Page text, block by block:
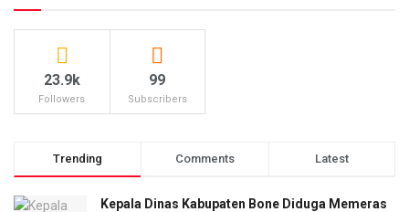
23.9k
Followers
99
Subscribers
Trending Comments Latest
Kepala Dinas Kabupaten Bone Diduga Memeras